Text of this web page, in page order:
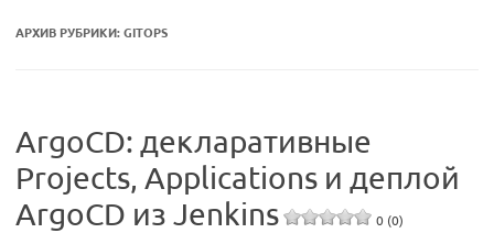
АРХИВ РУБРИКИ:GITOPS
ArgoCD: декларативные
Projects, Applications и деплой
ArgoCD из Jenkins
0 (0)